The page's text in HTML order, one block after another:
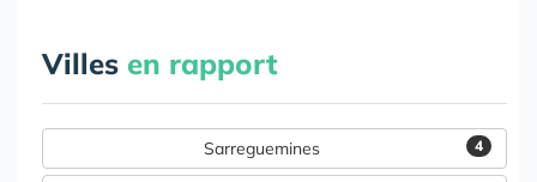
Villes en rapport
4
Sarreguemines